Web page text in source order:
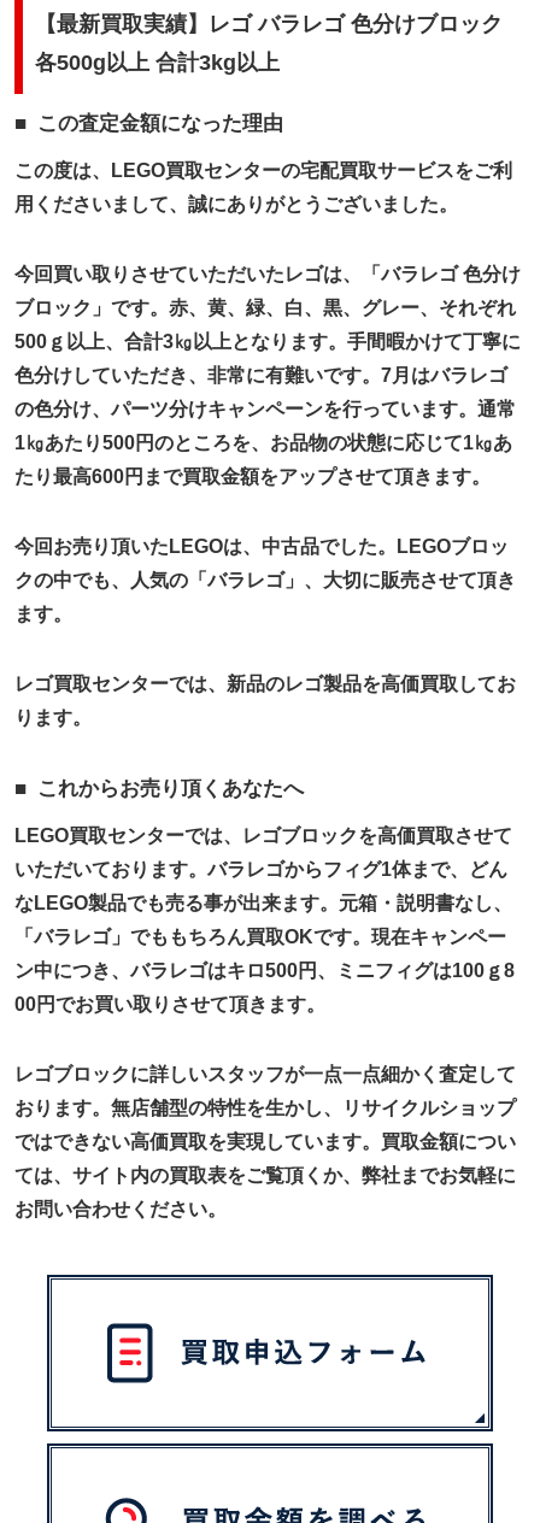
【最新買取実績】レゴ バラレゴ 色分けブロック
各500g以上 合計3kg以上
この査定金額になった理由
この度は、LEGO買取センターの宅配買取サービスをご利
用くださいまして、誠にありがとうございました。
今回買い取りさせていただいたレゴは、「バラレゴ 色分け
ブロック」です。赤、黄、緑、白、黒、グレー、それぞれ
500ｇ以上、合計3㎏以上となります。手間暇かけて丁寧に
色分けしていただき、非常に有難いです。7月はバラレゴ
の色分け、パーツ分けキャンペーンを行っています。通常
1㎏あたり500円のところを、お品物の状態に応じて1㎏あ
たり最高600円まで買取金額をアップさせて頂きます。
今回お売り頂いたLEGOは、中古品でした。LEGOブロッ
クの中でも、人気の「バラレゴ」、大切に販売させて頂き
ます。
レゴ買取センターでは、新品のレゴ製品を高価買取してお
ります。
これからお売り頂くあなたへ
LEGO買取センターでは、レゴブロックを高価買取させて
いただいております。バラレゴからフィグ1体まで、どん
なLEGO製品でも売る事が出来ます。元箱・説明書なし、
「バラレゴ」でももちろん買取OKです。現在キャンペー
ン中につき、バラレゴはキロ500円、ミニフィグは100ｇ8
00円でお買い取りさせて頂きます。
レゴブロックに詳しいスタッフが一点一点細かく査定して
おります。無店舗型の特性を生かし、リサイクルショップ
ではできない高価買取を実現しています。買取金額につい
ては、サイト内の買取表をご覧頂くか、弊社までお気軽に
お問い合わせください。